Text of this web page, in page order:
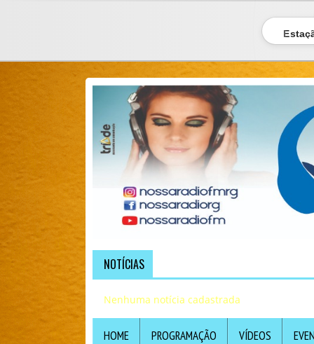
NOTÍCIAS
Nenhuma notícia cadastrada
HOME PROGRAMAÇÃO VÍDEOS